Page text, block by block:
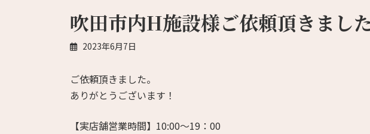
吹田市内H施設様ご依頼頂きました
2023年6月7日
ご依頼頂きました。
ありがとうございます！
【実店舗営業時間】10:00～19：00